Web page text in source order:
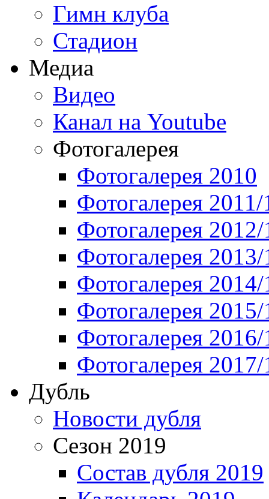
Гимн клуба
Стадион
Медиа
Видео
Канал на Youtube
Фотогалерея
Фотогалерея 2010
Фотогалерея 2011/
Фотогалерея
Фотогалерея
Фотогалерея
Фотогалерея
Фотогалерея
Фотогалерея
Дубль
Новости дубля
Сезон 2019
Состав дубля 2019